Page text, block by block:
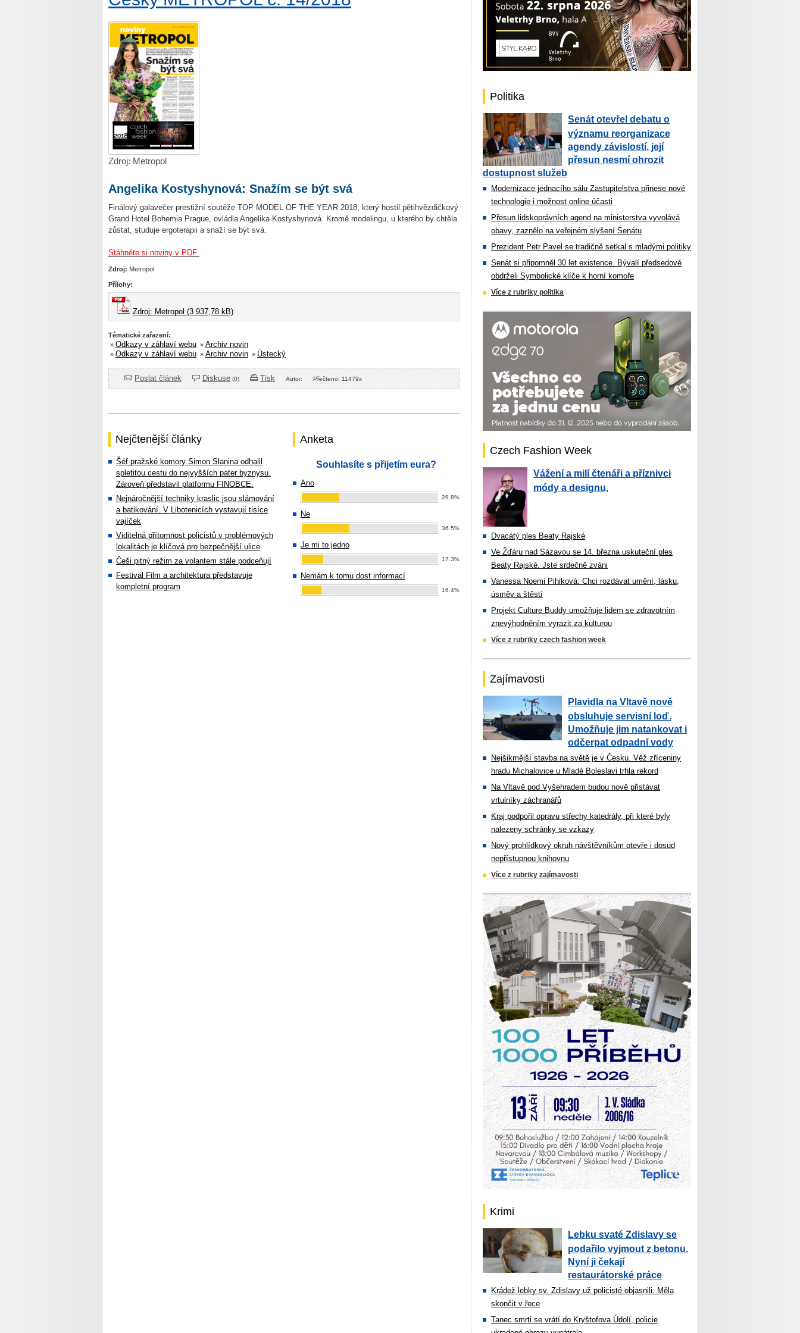
Zdroj: Metropol
Angelika Kostyshynová: Snažím se být svá
Finálový galavečer prestižní soutěže TOP MODEL OF THE YEAR 2018, který hostil pětihvězdičkový
Grand Hotel Bohemia Prague, ovládla Angelika Kostyshynová. Kromě modelingu, u kterého by chtěla
zůstat, studuje ergoterapii a snaží se být svá.
Stáhněte si noviny v PDF
Zdroj: Metropol
Přílohy:
Zdroj: Metropol (3 937,78 kB)
Tématické zařazení:
» Odkazy v záhlaví webu » Archiv novin
» Odkazy v záhlaví webu » Archiv novin » Ústecký
Poslat článek Diskuse (0) Tisk Autor: Přečteno: 11479x
Nejčtenější články
Šéf pražské komory Simon Slanina odhalil
spletitou cestu do nejvyšších pater byznysu.
Zároveň představil platformu FINOBCE.
Nejnáročnější techniky kraslic jsou slámování
a batikování. V Libotenicích vystavují tisíce
vajíček
Viditelná přítomnost policistů v problémových
lokalitách je klíčová pro bezpečnější ulice
Češi pitný režim za volantem stále podceňují
Festival Film a architektura představuje
kompletní program
Anketa
Souhlasíte s přijetím eura?
Ano
29.8%
Ne
36.5%
Je mi to jedno
17.3%
Nemám k tomu dost informací
16.4%
Politika
Senát otevřel debatu o
významu reorganizace
agendy závislostí, její
přesun nesmí ohrozit
dostupnost služeb
Modernizace jednacího sálu Zastupitelstva přinese nové
technologie i možnost online účasti
Přesun lidskoprávních agend na ministerstva vyvolává
obavy, zaznělo na veřejném slyšení Senátu
Prezident Petr Pavel se tradičně setkal s mladými politiky
Senát si připomněl 30 let existence. Bývalí předsedové
obdrželi Symbolické klíče k horní komoře
Více z rubriky politika
Czech Fashion Week
Vážení a milí čtenáři a příznivci
módy a designu,
Dvacátý ples Beaty Rajské
Ve Žďáru nad Sázavou se 14. března uskuteční ples
Beaty Rajské. Jste srdečně zváni
Vanessa Noemi Pihiková: Chci rozdávat umění, lásku,
úsměv a štěstí
Projekt Culture Buddy umožňuje lidem se zdravotním
znevýhodněním vyrazit za kulturou
Více z rubriky czech fashion week
Zajímavosti
Plavidla na Vltavě nově
obsluhuje servisní loď.
Umožňuje jim natankovat i
odčerpat odpadní vody
Nejšikmější stavba na světě je v Česku. Věž zříceniny
hradu Michalovice u Mladé Boleslavi trhla rekord
Na Vltavě pod Vyšehradem budou nově přistávat
vrtulníky záchranářů
Kraj podpořil opravu střechy katedrály, při které byly
nalezeny schránky se vzkazy
Nový prohlídkový okruh návštěvníkům otevře i dosud
nepřístupnou knihovnu
Více z rubriky zajímavosti
Krimi
Lebku svaté Zdislavy se
podařilo vyjmout z betonu.
Nyní ji čekají
restaurátorské práce
Krádež lebky sv. Zdislavy už policisté objasnili. Měla
skončit v řece
Tanec smrti se vrátí do Kryštofova Údolí, policie